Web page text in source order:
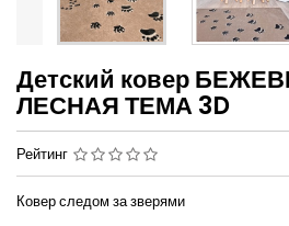
Детский ковер
ЛЕСНАЯ ТЕМА 3D
Рейтинг
Ковер следом за зверями